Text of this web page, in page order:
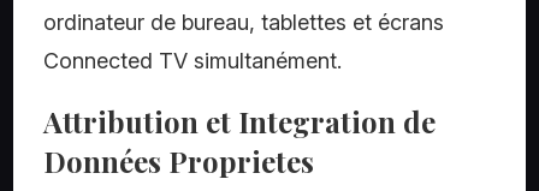
ordinateur de bureau, tablettes et écrans
Connected TV simultanément.
Attribution et Integration de
Données Proprietes